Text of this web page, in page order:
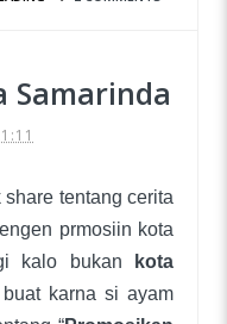
Samarinda
tentang cerita
prmosiin kota
kalo bukan
kota
karna si ayam